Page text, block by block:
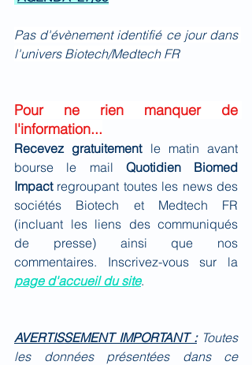
Pas d'évènement identifié ce jour dans
l'univers Biotech/Medtech FR
Pour ne rien manquer de
l'information...
Recevez gratuitement le matin avant
bourse le mail Quotidien Biomed
Impact regroupant toutes les news des
sociétés Biotech et Medtech FR
(incluant les liens des communiqués
de presse) ainsi que nos
page d'accueil du site.
AVERTISSEMENT IMPORTANT : Toutes
les données présentées dans ce